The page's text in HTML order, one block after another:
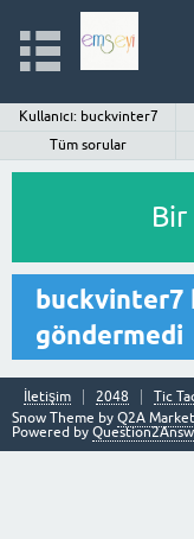
Kullanıcı: buckvinter7
Tüm sorular
Bir
buckvinter7
göndermedi
İletişim 2048 Tic
Snow Theme by Q2A Market
Powered by